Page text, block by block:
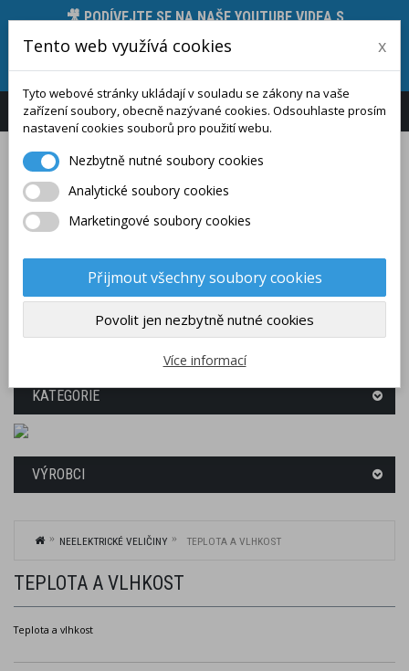
🎥 PODÍVEJTE SE NA NAŠE YOUTUBE VIDEA S
PŘEDSTAVENÍM MĚŘICÍCH PŘÍSTROJŮ, JEJICH
FUNKCÍ A TECHNICKÝCH PARAMETRŮ 🛠️, STAČÍ
KLIKNOUT ZDE.
Přihlášení Zákaznický účet
(PRÁZDNÝ)
KATEGORIE
VÝROBCI
NEELEKTRICKÉ VELIČINY TEPLOTA A VLHKOST
TEPLOTA A VLHKOST
Teplota a vlhkost
Tento web využívá cookies x
Tyto webové stránky ukládají v souladu se zákony na vaše
zařízení soubory, obecně nazývané cookies. Odsouhlaste prosím
nastavení cookies souborů pro použití webu.
Nezbytně nutné soubory cookies
Analytické soubory cookies
Marketingové soubory cookies
Přijmout všechny soubory cookies
Povolit jen nezbytně nutné cookies
Více informací